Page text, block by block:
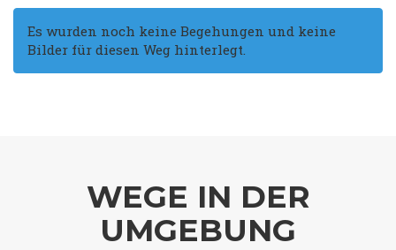
Es wurden noch keine Begehungen und keine
Bilder für diesen Weg hinterlegt.
WEGE IN DER
UMGEBUNG